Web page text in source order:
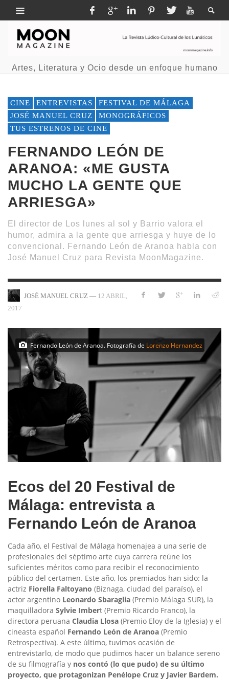
Artes, Literatura y Ocio desde un enfoque humano
CINE ENTREVISTAS
FESTIVAL DE MÁLAGA
JOSÉ MANUEL CRUZ
MONOGRÁFICOS
TUS ESTRENOS DE CINE
FERNANDO LEÓN DE
ARANOA: «ME GUSTA
MUCHO LA GENTE QUE
ARRIESGA»
El director de Los lunes al sol y Barrio valora el
humor, admira a la gente que arriesga y huye de lo
convencional. Fernando León de Aranoa habla con
José Manuel Cruz para Revista MoonMagazine.
JOSÉ MANUEL CRUZ — 12 ABRIL,
2017
Fernando León de Aranoa. Fotografía de Lorenzo Hernandez
Ecos del 20 Festival de
Málaga: entrevista a
Fernando León de Aranoa
Cada año, el Festival de Málaga homenajea a una serie de
profesionales del séptimo arte cuya carrera reúne los
suficientes méritos como para recibir el reconocimiento
público del certamen. Este año, los premiados han sido: la
actriz Fiorella Faltoyano (Biznaga, ciudad del paraíso), el
actor argentino Leonardo Sbaraglia (Premio Málaga SUR), la
maquilladora Sylvie Imbert (Premio Ricardo Franco), la
directora peruana Claudia Llosa (Premio Eloy de la Iglesia) y el
cineasta español Fernando León de Aranoa (Premio
Retrospectiva). A este último, tuvimos ocasión de
entrevistarlo, de modo que pudimos hacer un balance sereno
de su filmografía y nos contó (lo que pudo) de su último
proyecto, que protagonizan Penélope Cruz y Javier Bardem.